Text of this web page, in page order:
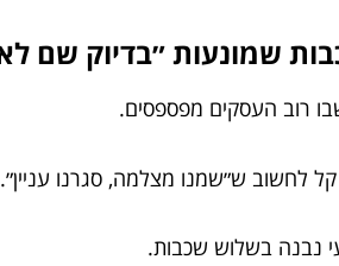
רוב העסקים מפספסים.
לחשוב ש״שמנו מצלמה, סגרנו עניין״.
נבנה בשלוש שכבות.